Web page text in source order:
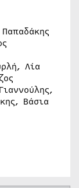
Λία
Βάσια